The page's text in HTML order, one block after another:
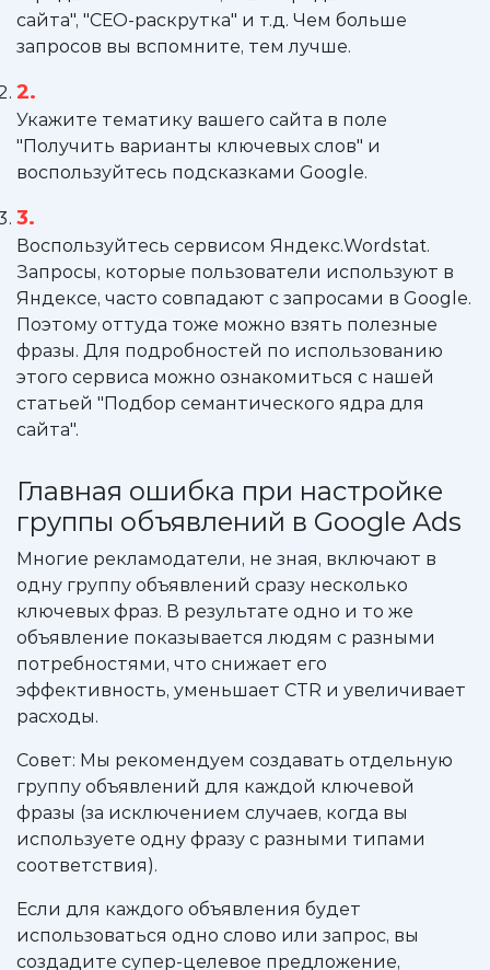
сайта", "СЕО-раскрутка" и т.д. Чем больше
запросов вы вспомните, тем лучше.
Укажите тематику вашего сайта в поле
"Получить варианты ключевых слов" и
воспользуйтесь подсказками Google.
Воспользуйтесь сервисом Яндекс.Wordstat.
Запросы, которые пользователи используют в
Яндексе, часто совпадают с запросами в Google.
Поэтому оттуда тоже можно взять полезные
фразы. Для подробностей по использованию
этого сервиса можно ознакомиться с нашей
статьей "Подбор семантического ядра для
сайта".
Главная ошибка при настройке
группы объявлений в Google Ads
Многие рекламодатели, не зная, включают в
одну группу объявлений сразу несколько
ключевых фраз. В результате одно и то же
объявление показывается людям с разными
потребностями, что снижает его
эффективность, уменьшает CTR и увеличивает
расходы.
Совет: Мы рекомендуем создавать отдельную
группу объявлений для каждой ключевой
фразы (за исключением случаев, когда вы
используете одну фразу с разными типами
соответствия).
Если для каждого объявления будет
использоваться одно слово или запрос, вы
создадите супер-целевое предложение,